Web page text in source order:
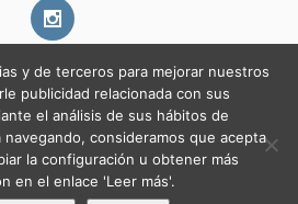
y de terceros para mejorar nuestros
publicidad relacionada con sus
el análisis de sus hábitos de
navegando, consideramos que acepta
la configuración u obtener más
en el enlace 'Leer más'.